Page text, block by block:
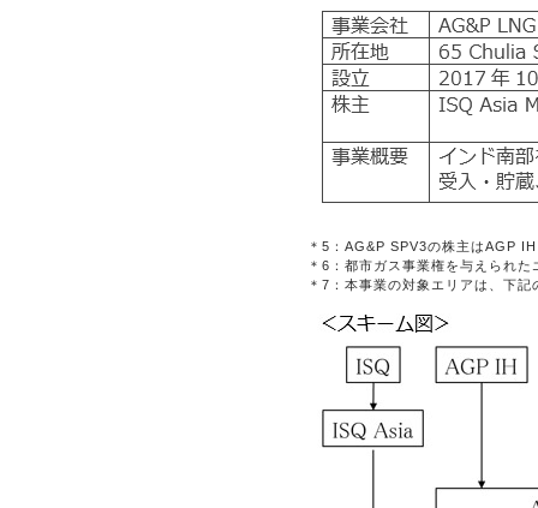
＊5： AG&P SPV3の株主はAGP
＊6： 都市ガス事業権を与えられ
＊7： 本事業の対象エリアは、下記